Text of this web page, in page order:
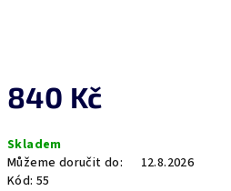
840 Kč
cena:
Skladem
Můžeme doručit do:
12.8.2026
Kód: 55